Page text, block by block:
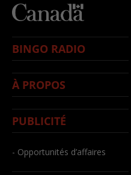
BINGO RADIO
À PROPOS
PUBLICITÉ
- Opportunités d’affaires